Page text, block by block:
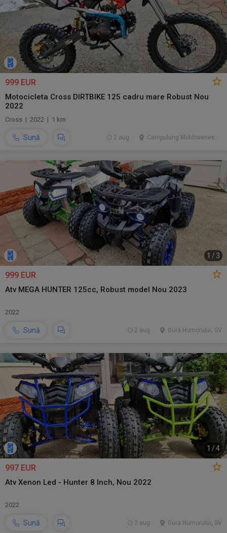
999 EUR
Motocicleta Cross DIRTBIKE 125 cadru mare Robust Nou
2022
Cross | 2022 | 1 km
Sună Campulung Moldovenesc, SV
2 aug.
1 / 3
999 EUR
Atv MEGA HUNTER 125cc, Robust model Nou 2023
2022
Sună Gura Humorului, SV
2 aug.
1 /4
997 EUR
Atv Xenon Led - Hunter 8 Inch, Nou 2022
2022
Sună Gura Humorului, SV
2 aug.